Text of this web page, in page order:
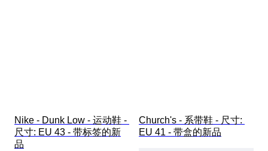
Nike - Dunk Low - 运动鞋 -
尺寸: EU 43 - 带标签的新
品
Church's - 系带鞋 - 尺寸:
EU 41 - 带盒的新品